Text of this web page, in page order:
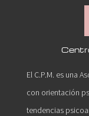
El C.P.M. es una
con orientación
tendencias